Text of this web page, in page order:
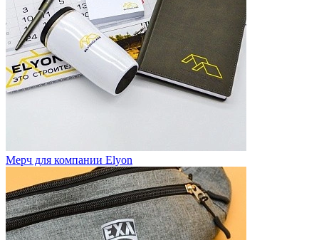
Мерч для компании Elyon